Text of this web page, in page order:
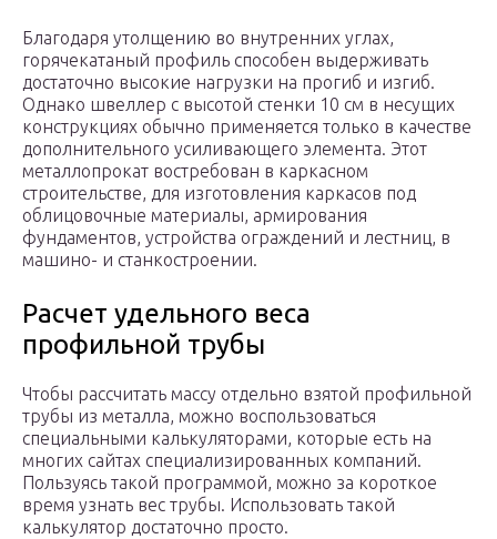
Благодаря утолщению во внутренних углах,
горячекатаный профиль способен выдерживать
достаточно высокие нагрузки на прогиб и изгиб.
Однако швеллер с высотой стенки 10 см в несущих
конструкциях обычно применяется только в качестве
дополнительного усиливающего элемента. Этот
металлопрокат востребован в каркасном
строительстве, для изготовления каркасов под
облицовочные материалы, армирования
фундаментов, устройства ограждений и лестниц, в
машино- и станкостроении.
Расчет удельного веса
профильной трубы
Чтобы рассчитать массу отдельно взятой профильной
трубы из металла, можно воспользоваться
специальными калькуляторами, которые есть на
многих сайтах специализированных компаний.
Пользуясь такой программой, можно за короткое
время узнать вес трубы. Использовать такой
калькулятор достаточно просто.